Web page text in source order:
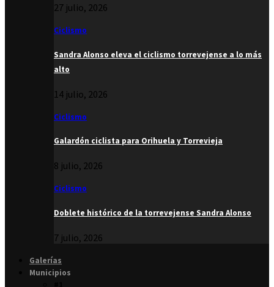
27 julio, 2026
Ciclismo
Sandra Alonso eleva el ciclismo torrevejense a lo más
alto
14 julio, 2026
Ciclismo
Galardón ciclista para Orihuela y Torrevieja
8 julio, 2026
Ciclismo
Doblete histórico de la torrevejense Sandra Alonso
7 julio, 2026
Galerías
Municipios